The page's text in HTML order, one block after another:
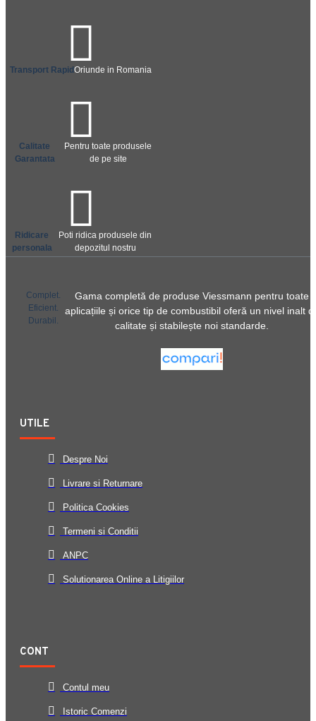
Transport RapidOriunde in Romania
Calitate
Garantata
Pentru toate produsele
de pe site
Ridicare
personala
Poti ridica produsele din
depozitul nostru
Complet.
Eficient.
Durabil.
Gama completă de produse Viessmann pentru toate
aplicațiile și orice tip de combustibil oferă un nivel inalt
calitate și stabilește noi standarde.
UTILE
Despre Noi
Livrare si Returnare
Politica Cookies
Termeni si Conditii
ANPC
Solutionarea Online a Litigiilor
CONT
Contul meu
Istoric Comenzi